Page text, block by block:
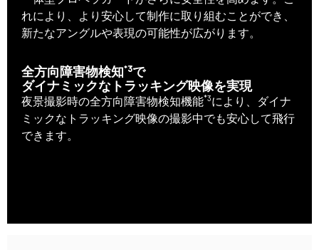
れにより、より安心して制作に取り組むことができ、
新たなアングルや表現の可能性が広がります。
全方向障害物検知*3で
ダイナミックなトラッキング映像を実現
夜景撮影時の全方向障害物検知機能*3により、ダイナ
ミックなトラッキング映像の撮影中でも安心して飛行
できます。